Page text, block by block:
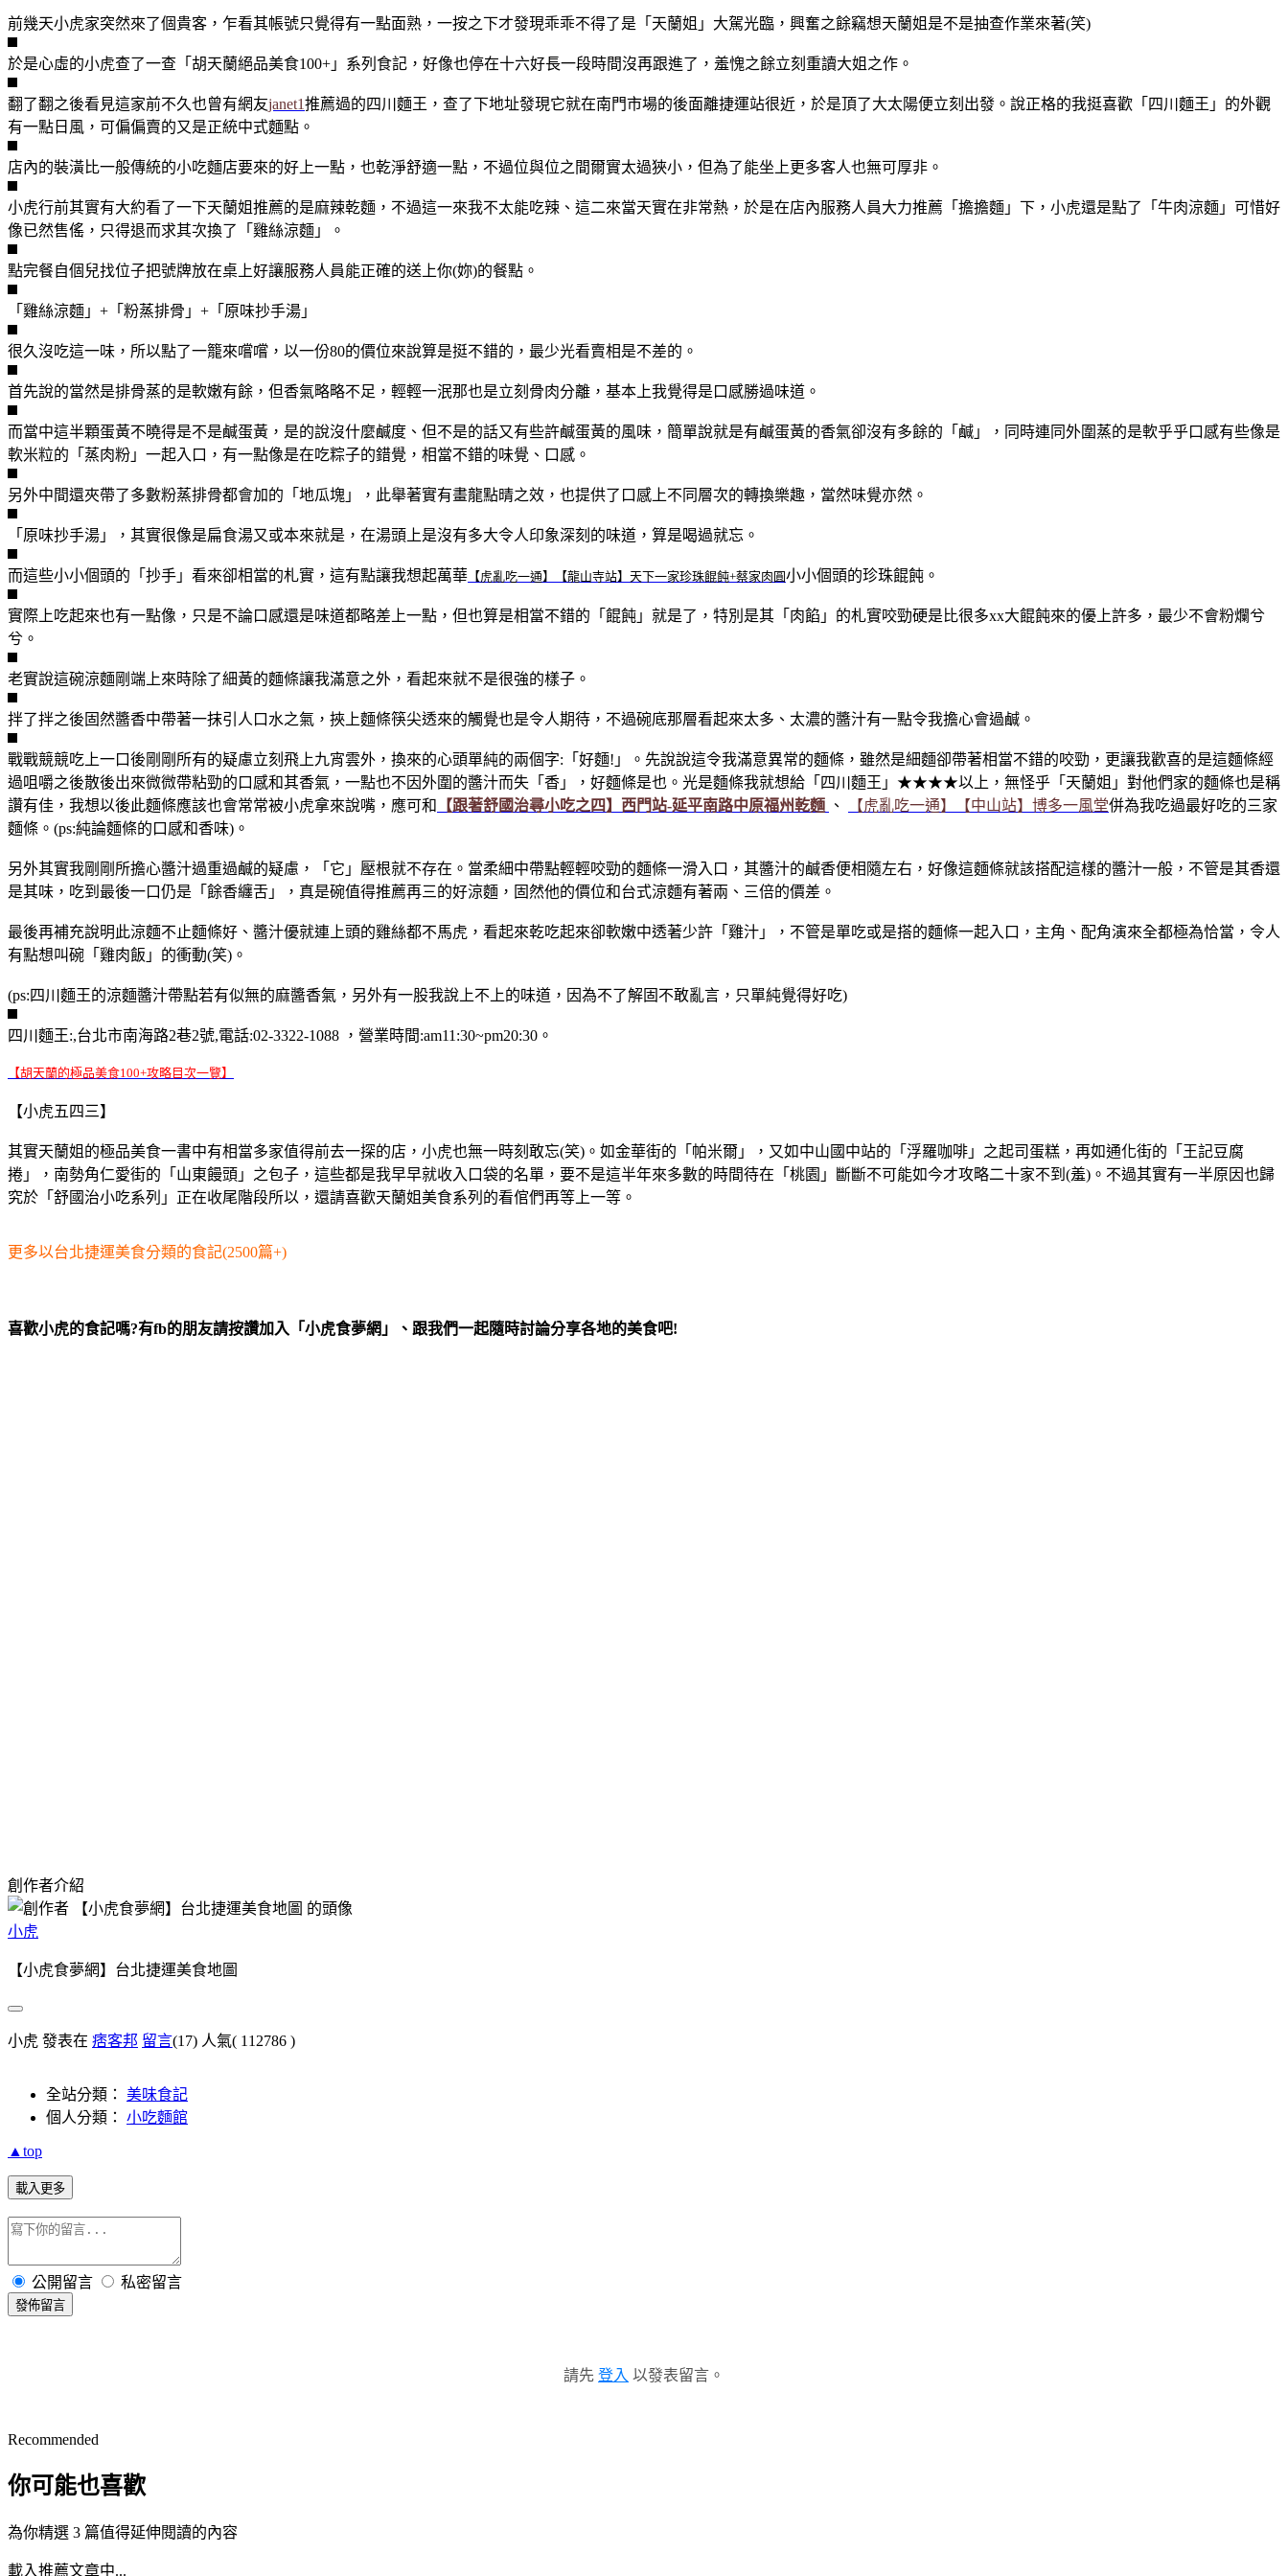
前幾天小虎家突然來了個貴客，乍看其帳號只覺得有一點面熟，一按之下才發現乖乖不得了是「天蘭姐」大駕光臨，興奮之餘竊想天蘭姐是不是抽查作業來著(笑)
於是心虛的小虎查了一查「胡天蘭絕品美食100+」系列食記，好像也停在十六好長一段時間沒再跟進了，羞愧之餘立刻重讀大姐之作。
翻了翻之後看見這家前不久也曾有網友janet1推薦過的四川麵王，查了下地址發現它就在南門市場的後面離捷運站很近，於是頂了大太陽便立刻出發。說正格的我挺喜歡「四川麵王」的外觀
有一點日風，可偏偏賣的又是正統中式麵點。
店內的裝潢比一般傳統的小吃麵店要來的好上一點，也乾淨舒適一點，不過位與位之間爾實太過狹小，但為了能坐上更多客人也無可厚非。
小虎行前其實有大約看了一下天蘭姐推薦的是麻辣乾麵，不過這一來我不太能吃辣、這二來當天實在非常熱，於是在店內服務人員大力推薦「擔擔麵」下，小虎還是點了「牛肉涼麵」可惜好
像已然售傜，只得退而求其次換了「雞絲涼麵」。
點完餐自個兒找位子把號牌放在桌上好讓服務人員能正確的送上你(妳)的餐點。
「雞絲涼麵」+「粉蒸排骨」+「原味抄手湯」
很久沒吃這一味，所以點了一籠來嚐嚐，以一份80的價位來說算是挺不錯的，最少光看賣相是不差的。
首先說的當然是排骨蒸的是軟嫩有餘，但香氣略略不足，輕輕一泯那也是立刻骨肉分離，基本上我覺得是口感勝過味道。
而當中這半顆蛋黃不曉得是不是鹹蛋黃，是的說沒什麼鹹度、但不是的話又有些許鹹蛋黃的風味，簡單說就是有鹹蛋黃的香氣卻沒有多餘的「鹹」，同時連同外圍蒸的是軟乎乎口感有些像是
軟米粒的「蒸肉粉」一起入口，有一點像是在吃粽子的錯覺，相當不錯的味覺、口感。
另外中間還夾帶了多數粉蒸排骨都會加的「地瓜塊」，此舉著實有畫龍點晴之效，也提供了口感上不同層次的轉換樂趣，當然味覺亦然。
「原味抄手湯」，其實很像是扁食湯又或本來就是，在湯頭上是沒有多大令人印象深刻的味道，算是喝過就忘。
而這些小小個頭的「抄手」看來卻相當的札實，這有點讓我想起萬華 【虎亂吃一通】【龍山寺站】天下一家珍珠餛飩+蔡家肉圓小小個頭的珍珠餛飩。
實際上吃起來也有一點像，只是不論口感還是味道都略差上一點，但也算是相當不錯的「餛飩」就是了，特別是其「肉餡」的札實咬勁硬是比很多xx大餛飩來的優上許多，最少不會粉爛兮
兮。
老實說這碗涼麵剛端上來時除了細黃的麵條讓我滿意之外，看起來就不是很強的樣子。
拌了拌之後固然醬香中帶著一抹引人口水之氣，挾上麵條筷尖透來的觸覺也是令人期待，不過碗底那層看起來太多、太濃的醬汁有一點令我擔心會過鹹。
戰戰競競吃上一口後剛剛所有的疑慮立刻飛上九宵雲外，換來的心頭單純的兩個字:「好麵!」。先說說這令我滿意異常的麵條，雖然是細麵卻帶著相當不錯的咬勁，更讓我歡喜的是這麵條經
過咀嚼之後散後出來微微帶粘勁的口感和其香氣，一點也不因外圍的醬汁而失「香」，好麵條是也。光是麵條我就想給「四川麵王」★★★★以上，無怪乎「天蘭姐」對他們家的麵條也是稱
讚有佳，我想以後此麵條應該也會常常被小虎拿來說嘴，應可和
【跟著舒國治尋小吃之四】西門站-延平南路中原福州乾麵 、 【虎亂吃一通】【中山站】博多一風堂併為我吃過最好吃的三家
麵條。(ps:純論麵條的口感和香味)。
另外其實我剛剛所擔心醬汁過重過鹹的疑慮，「它」壓根就不存在。當柔細中帶點輕輕咬勁的麵條一滑入口，其醬汁的鹹香便相隨左右，好像這麵條就該搭配這樣的醬汁一般，不管是其香還
是其味，吃到最後一口仍是「餘香纏舌」，真是碗值得推薦再三的好涼麵，固然他的價位和台式涼麵有著兩、三倍的價差。
最後再補充說明此涼麵不止麵條好、醬汁優就連上頭的雞絲都不馬虎，看起來乾吃起來卻軟嫩中透著少許「雞汁」，不管是單吃或是搭的麵條一起入口，主角、配角演來全都極為恰當，令人
有點想叫碗「雞肉飯」的衝動(笑)。
(ps:四川麵王的涼麵醬汁帶點若有似無的麻醬香氣，另外有一股我說上不上的味道，因為不了解固不敢亂言，只單純覺得好吃)
四川麵王:,台北市南海路2巷2號,電話:02-3322-1088 ，營業時間:am11:30~pm20:30。
【胡天蘭的極品美食100+攻略目次一覽】
【小虎五四三】
其實天蘭姐的極品美食一書中有相當多家值得前去一探的店，小虎也無一時刻敢忘(笑)。如金華街的「帕米爾」，又如中山國中站的「浮羅咖啡」之起司蛋糕，再如通化街的「王記豆腐
捲」，南勢角仁愛街的「山東饅頭」之包子，這些都是我早早就收入口袋的名單，要不是這半年來多數的時間待在「桃園」斷斷不可能如今才攻略二十家不到(羞)。不過其實有一半原因也歸
究於「舒國治小吃系列」正在收尾階段所以，還請喜歡天蘭姐美食系列的看倌們再等上一等。
更多以台北捷運美食分類的食記(2500篇+)
喜歡小虎的食記嗎?有fb的朋友請按讚加入「小虎食夢網」、跟我們一起隨時討論分享各地的美食吧!
創作者介紹
小虎
【小虎食夢網】台北捷運美食地圖
小虎 發表在 痞客邦 留言(17) 人氣( 112786 )
全站分類： 美味食記
個人分類： 小吃麵館
▲top
載入更多
公開留言 私密留言
發佈留言
請先 登入 以發表留言。
Recommended
你可能也喜歡
為你精選 3 篇值得延伸閱讀的內容
載入推薦文章中...